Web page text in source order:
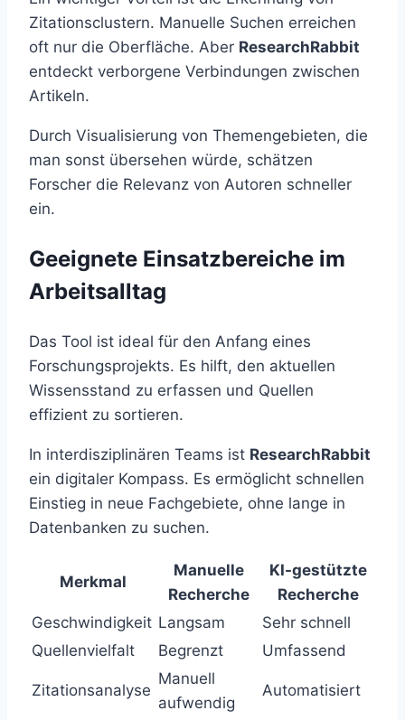
Zitationsclustern. Manuelle Suchen erreichen
oft nur die Oberfläche. Aber ResearchRabbit
entdeckt verborgene Verbindungen zwischen
Artikeln.
Durch Visualisierung von Themengebieten, die
man sonst übersehen würde, schätzen
Forscher die Relevanz von Autoren schneller
ein.
Geeignete Einsatzbereiche im
Arbeitsalltag
Das Tool ist ideal für den Anfang eines
Forschungsprojekts. Es hilft, den aktuellen
Wissensstand zu erfassen und Quellen
effizient zu sortieren.
In interdisziplinären Teams ist ResearchRabbit
ein digitaler Kompass. Es ermöglicht schnellen
Einstieg in neue Fachgebiete, ohne lange in
Datenbanken zu suchen.
Merkmal
Manuelle
Recherche
KI-gestützte
Recherche
Geschwindigkeit Langsam
Sehr schnell
Quellenvielfalt
Begrenzt Umfassend
Zitationsanalyse
Manuell
aufwendig
Automatisiert